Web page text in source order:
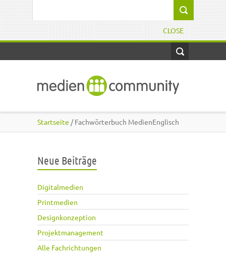
CLOSE
Startseite / Fachwörterbuch MedienEnglisch
Neue Beiträge
Digitalmedien
Printmedien
Designkonzeption
Projektmanagement
Alle Fachrichtungen